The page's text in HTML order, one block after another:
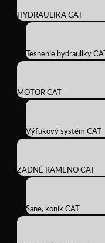
HYDRAULIKA CAT
Tesnenie hydrauliky CAT
MOTOR CAT
Výfukový systém CAT
ZADNÉ RAMENO CAT
Sane, koník CAT